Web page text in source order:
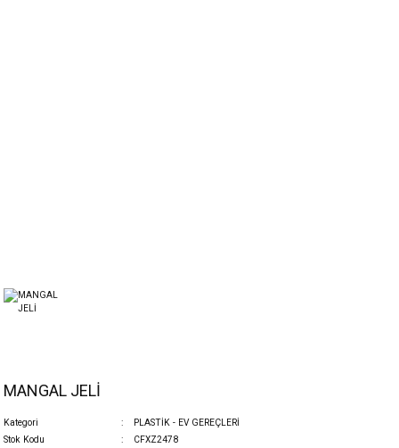
MANGAL JELİ
Kategori
PLASTİK - EV GEREÇLERİ
Stok Kodu
CFXZ2478